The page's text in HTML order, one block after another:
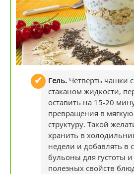
Гель. Четверть чашки
стаканом жидкости,
оставить на 15-20
превращения в
структуру. Такой
хранить в
недели и добавлять в
бульоны для густоты
полезных свойств